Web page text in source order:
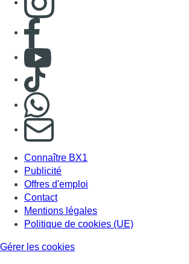
Consulter page Facebook
Consulter Youtube
Consulter TikTok
S'abonner à notre newsletter
Connaître BX1
Publicité
Offres d'emploi
Contact
Mentions légales
Politique de cookies (UE)
Gérer les cookies